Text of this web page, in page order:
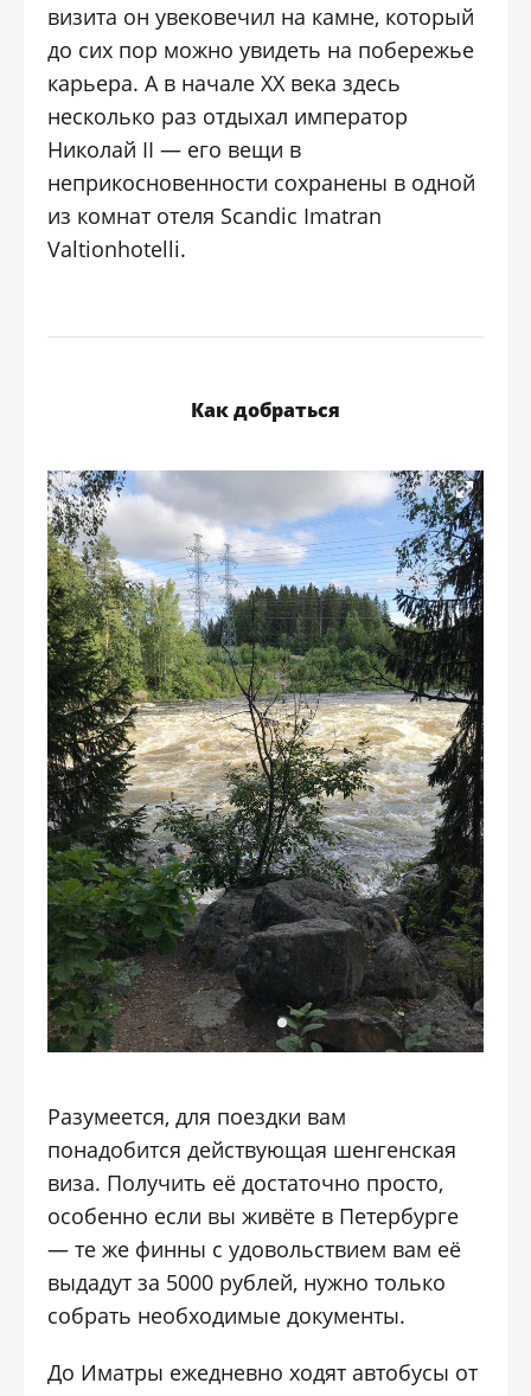
визита он увековечил на камне, который
до сих пор можно увидеть на побережье
карьера. А в начале XX века здесь
несколько раз отдыхал император
Николай II — его вещи в
неприкосновенности сохранены в одной
из комнат отеля Scandic Imatran
Valtionhotelli.
Как добраться
Разумеется, для поездки вам
понадобится действующая шенгенская
виза. Получить её достаточно просто,
особенно если вы живёте в Петербурге
— те же финны с удовольствием вам её
выдадут за 5000 рублей, нужно только
собрать необходимые документы.
До Иматры ежедневно ходят автобусы от